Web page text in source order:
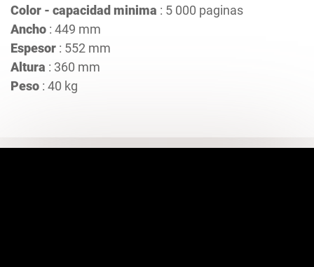
Color - capacidad minima : 5 000 paginas
Ancho : 449 mm
Espesor : 552 mm
Altura : 360 mm
Peso : 40 kg